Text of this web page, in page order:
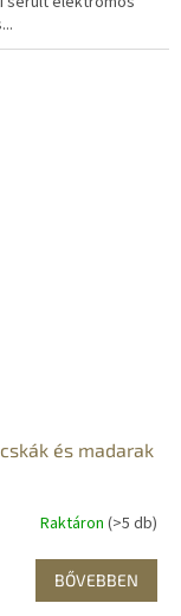
és madarak
Raktáron (>5 db)
BŐVEBBEN